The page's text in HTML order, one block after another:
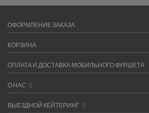
ОФОРМЛЕНИЕ ЗАКАЗА
КОРЗИНА
ОПЛАТА И ДОСТАВКА МОБИЛЬНОГО ФУРШЕТА
О НАС
ВЫЕЗДНОЙ КЕЙТЕРИНГ